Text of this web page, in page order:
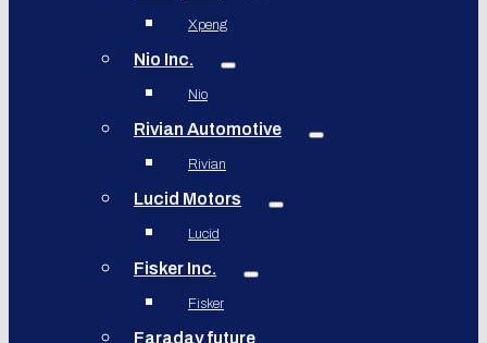
Xpeng
Nio Inc.
Nio
Rivian Automotive
Rivian
Lucid Motors
Lucid
Fisker Inc.
Fisker
Faraday future